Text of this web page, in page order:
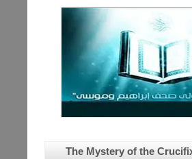
The Mystery of the